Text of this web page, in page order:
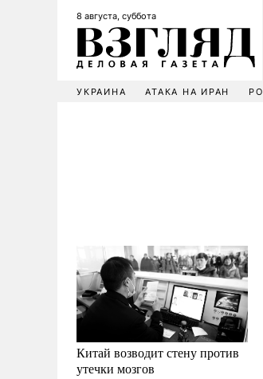
8 августа, суббота
УКРАИНА АТАКА НА ИРАН
Китай возводит стену против
утечки мозгов